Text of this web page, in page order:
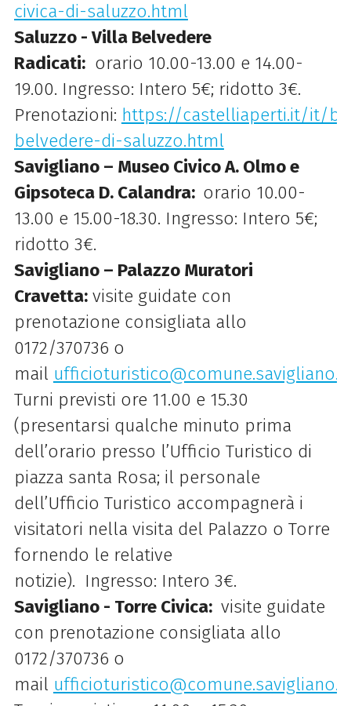
civica-di-saluzzo.html
Saluzzo - Villa Belvedere
Radicati:orario 10.00-13.00 e 14.00-
19.00. Ingresso: Intero 5€; ridotto 3€.
Prenotazioni: https://castelliaperti.it/it/
belvedere-di-saluzzo.html
Savigliano – Museo Civico A. Olmo e
Gipsoteca D. Calandra: orario 10.00-
13.00 e 15.00-18.30. Ingresso: Intero 5€;
ridotto 3€.
Savigliano – Palazzo Muratori
Cravetta:visite guidate con
prenotazione consigliata allo
0172/370736 o
mail
Turni previsti ore 11.00 e 15.30
(presentarsi qualche minuto prima
dell’orario presso l’Ufficio Turistico di
piazza santa Rosa; il personale
dell’Ufficio Turistico accompagnerà i
visitatori nella visita del Palazzo o Torre
fornendo le relative
notizie). Ingresso: Intero 3€.
Savigliano - Torre Civica: visite guidate
con prenotazione consigliata allo
0172/370736 o
mail